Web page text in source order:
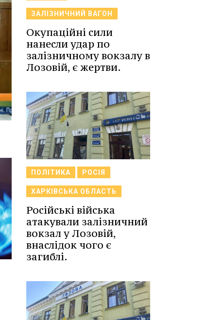
ЗАЛІЗНИЧНИЙ ВАГОН
Окупаційні сили
нанесли удар по
залізничному вокзалу в
Лозовій, є жертви.
ПОЛІТИКА РОСІЯ
ХАРКІВСЬКА ОБЛАСТЬ
Російські війська
атакували залізничний
вокзал у Лозовій,
внаслідок чого є
загиблі.